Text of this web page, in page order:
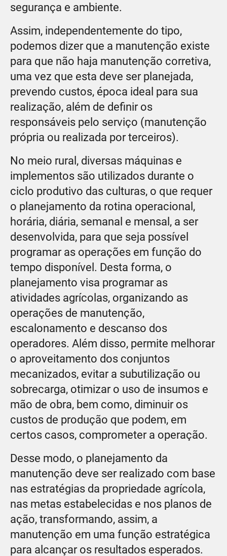
segurança e ambiente.
Assim, independentemente do tipo,
podemos dizer que a manutenção existe
para que não haja manutenção corretiva,
uma vez que esta deve ser planejada,
prevendo custos, época ideal para sua
realização, além de definir os
responsáveis pelo serviço (manutenção
própria ou realizada por terceiros).
No meio rural, diversas máquinas e
implementos são utilizados durante o
ciclo produtivo das culturas, o que requer
o planejamento da rotina operacional,
horária, diária, semanal e mensal, a ser
desenvolvida, para que seja possível
programar as operações em função do
tempo disponível. Desta forma, o
planejamento visa programar as
atividades agrícolas, organizando as
operações de manutenção,
escalonamento e descanso dos
operadores. Além disso, permite melhorar
o aproveitamento dos conjuntos
mecanizados, evitar a subutilização ou
sobrecarga, otimizar o uso de insumos e
mão de obra, bem como, diminuir os
custos de produção que podem, em
certos casos, comprometer a operação.
Desse modo, o planejamento da
manutenção deve ser realizado com base
nas estratégias da propriedade agrícola,
nas metas estabelecidas e nos planos de
ação, transformando, assim, a
manutenção em uma função estratégica
para alcançar os resultados esperados.